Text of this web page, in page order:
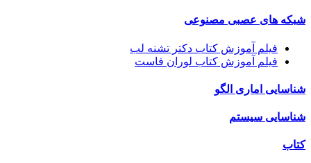
شبکه های عصبی مصنوعی
فیلم آموزش کتاب دکتر تشنه لب
فیلم آموزش کتاب لوران فاست
شناسایی اماری الگو
شناسایی سیستم
کتاب